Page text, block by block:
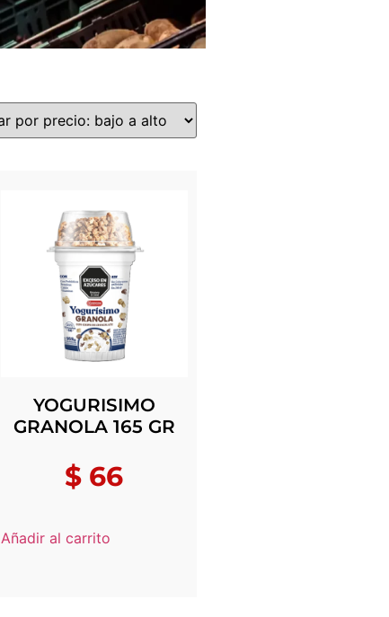
YOGURISIMO
GRANOLA 165 GR
$ 66
Añadir al carrito